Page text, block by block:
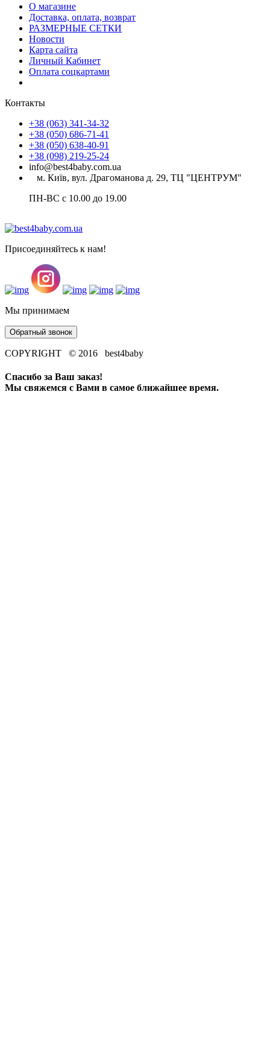
О магазине
Доставка, оплата, возврат
РАЗМЕРНЫЕ СЕТКИ
Новости
Карта сайта
Личный Кабинет
Оплата соцкартами
Контакты
+38 (063) 341-34-32
+38 (050) 686-71-41
+38 (050) 638-40-91
+38 (098) 219-25-24
info@best4baby.com.ua
м. Київ, вул. Драгоманова д. 29, ТЦ "ЦЕНТРУМ"
ПН-ВС с 10.00 до 19.00
Присоединяйтесь к нам!
Мы принимаем
Обратный звонок
COPYRIGHT © 2016 best4baby
Спасибо за Ваш заказ!
Мы свяжемся с Вами в самое ближайшее время.